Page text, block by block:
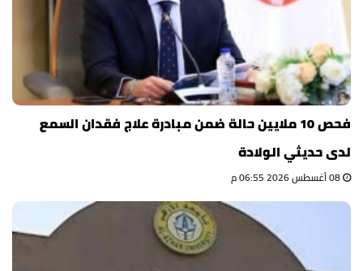
فحص 10 ملايين حالة ضمن مبادرة علاج فقدان السمع
لدى حديثي الولادة